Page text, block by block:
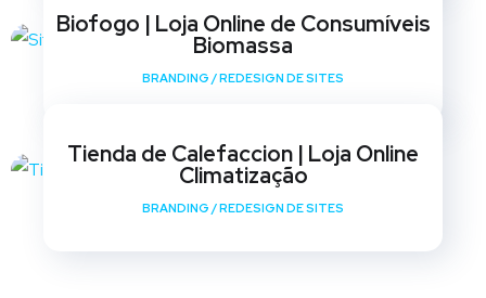
Biofogo | Loja Online de Consumíveis
Biomassa
BRANDING /REDESIGN DE SITES
Tienda de Calefaccion | Loja Online
Climatização
BRANDING /REDESIGN DE SITES